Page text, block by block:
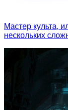
Мастер культа,
нескольких